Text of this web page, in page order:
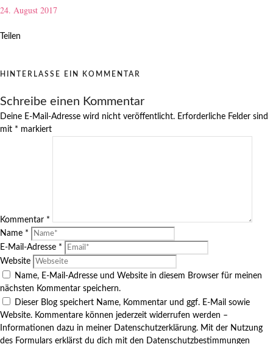
24. August 2017
Teilen
HINTERLASSE EIN KOMMENTAR
Schreibe einen Kommentar
Deine E-Mail-Adresse wird nicht veröffentlicht. Erforderliche Felder sind
mit * markiert
Kommentar *
Name *
E-Mail-Adresse *
Website
Name, E-Mail-Adresse und Website in diesem Browser für meinen
nächsten Kommentar speichern.
Dieser Blog speichert Name, Kommentar und ggf. E-Mail sowie
Website. Kommentare können jederzeit widerrufen werden –
Informationen dazu in meiner Datenschutzerklärung. Mit der Nutzung
des Formulars erklärst du dich mit den Datenschutzbestimmungen